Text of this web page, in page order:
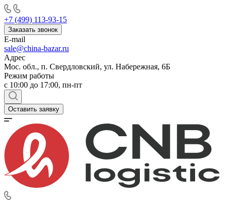
+7 (499) 113-93-15
Заказать звонок
E-mail
sale@china-bazar.ru
Адрес
Мос. обл., п. Свердловский, ул. Набережная, 6Б
Режим работы
c 10:00 до 17:00, пн-пт
Оставить заявку